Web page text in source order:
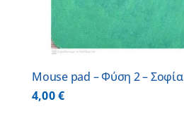
Mouse pad – Φύση 2 – Σοφία
4,00€